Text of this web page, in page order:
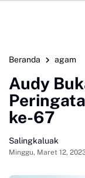
Beranda agam
Audy
ke-67
Salingkaluak
Minggu, Maret 12,